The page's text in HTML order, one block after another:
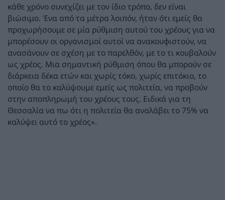
κάθε χρόνο συνεχίζει με τον ίδιο τρόπο, δεν είναι
βιώσιμο. Ένα από τα μέτρα λοιπόν, ήταν ότι εμείς θα
προχωρήσουμε σε μία ρύθμιση αυτού του χρέους για να
μπορέσουν οι οργανισμοί αυτοί να ανακουφιστούν, να
ανασάνουν σε σχέση με το παρελθόν, με το τι κουβαλούν
ως χρέος. Μια σημαντική ρύθμιση όπου θα μπορούν σε
διάρκεια δέκα ετών και χωρίς τόκο, χωρίς επιτόκιο, το
οποίο θα το καλύψουμε εμείς ως πολιτεία, να προβούν
στην αποπληρωμή του χρέους τους. Ειδικά για τη
Θεσσαλία να πω ότι η πολιτεία θα αναλάβει το 75% να
καλύψει αυτό το χρέος».